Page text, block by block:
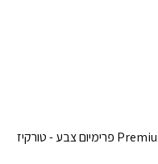
סרטון הסבר על המוצר מגבת עבה דגם Premium פרימיום צבע - טורקיז